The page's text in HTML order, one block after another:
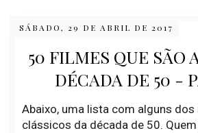
SÁBADO, 29 DE ABRIL DE 2017
50 FILMES QUE SÃO
DÉCADA DE 50 -
Abaixo, uma lista com alguns dos
clássicos da década de 50.